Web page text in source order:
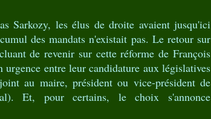
Sarkozy, les élus de droite avaient jusqu'ici
des mandats n'existait pas. Le retour sur
de revenir sur cette réforme de François
entre leur candidature aux législatives
au maire, président ou vice-président de
Et, pour certains, le choix s'annonce